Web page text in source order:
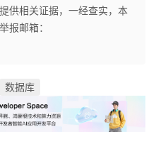
供相关证据，一经查实，本
报邮箱：
数据库